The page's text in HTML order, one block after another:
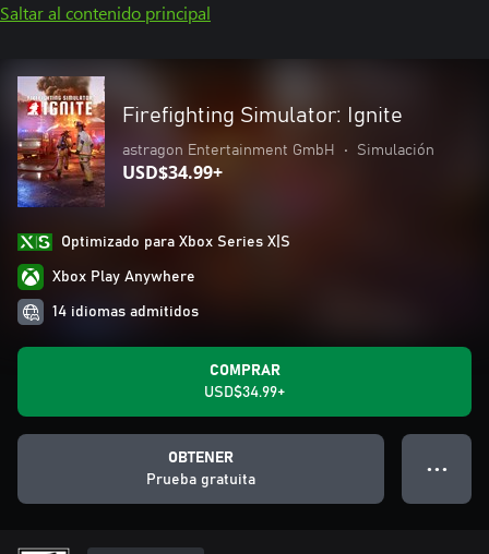
Saltar al contenido principal
Firefighting Simulator: Ignite
astragon Entertainment GmbH • Simulación
USD$34.99+
Optimizado para Xbox Series X|S
Xbox Play Anywhere
14 idiomas admitidos
COMPRAR
USD$34.99+
OBTENER
Prueba gratuita
● ● ●